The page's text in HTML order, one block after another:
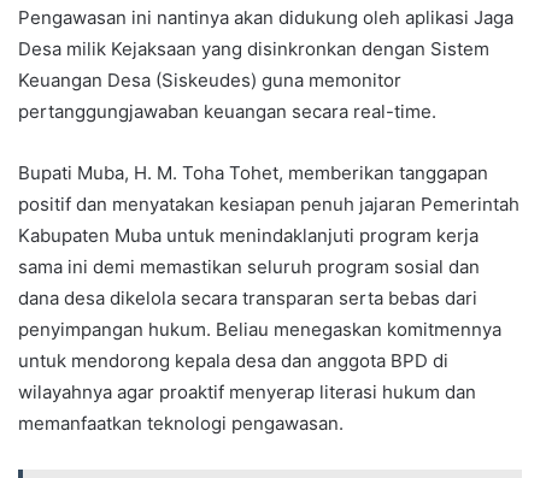
Pengawasan ini nantinya akan didukung oleh aplikasi Jaga
Desa milik Kejaksaan yang disinkronkan dengan Sistem
Keuangan Desa (Siskeudes) guna memonitor
pertanggungjawaban keuangan secara real-time.
Bupati Muba, H. M. Toha Tohet, memberikan tanggapan
positif dan menyatakan kesiapan penuh jajaran Pemerintah
Kabupaten Muba untuk menindaklanjuti program kerja
sama ini demi memastikan seluruh program sosial dan
dana desa dikelola secara transparan serta bebas dari
penyimpangan hukum. Beliau menegaskan komitmennya
untuk mendorong kepala desa dan anggota BPD di
wilayahnya agar proaktif menyerap literasi hukum dan
memanfaatkan teknologi pengawasan.